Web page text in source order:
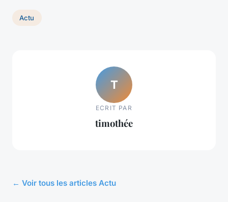
Actu
T
ECRIT PAR
timothée
← Voir tous les articles Actu